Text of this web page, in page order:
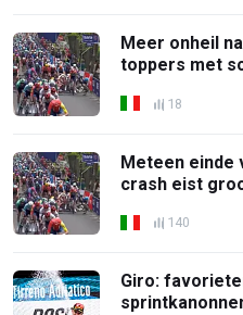
Meer onheil
toppers met
18
Meteen einde
crash eist
140
Giro: